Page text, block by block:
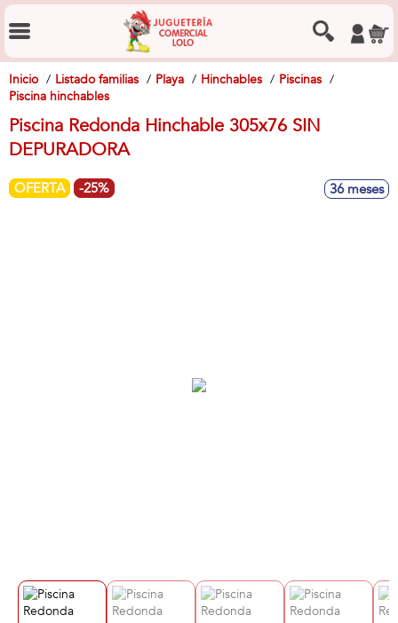
Inicio Listado familias Playa Hinchables
Piscinas
Piscina hinchables
Piscina Redonda Hinchable 305x76 SIN
DEPURADORA
OFERTA -25% 36 meses